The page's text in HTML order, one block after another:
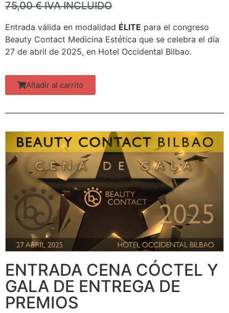
75,00 € IVA INCLUIDO
Entrada válida en modalidad ÉLITE para el congreso
Beauty Contact Medicina Estética que se celebra el día
27 de abril de 2025, en Hotel Occidental Bilbao.
Añadir al carrito
ENTRADA CENA CÓCTEL Y
GALA DE ENTREGA DE
PREMIOS